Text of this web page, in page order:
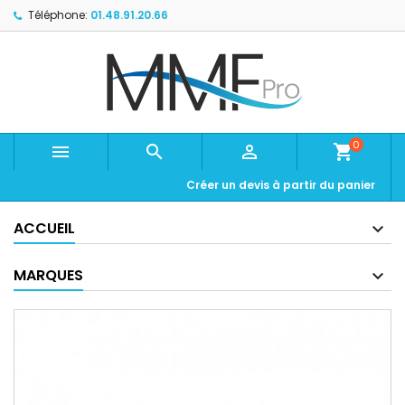
Téléphone: 01.48.91.20.66
   shopping_cart0
Créer un devis à partir du panier
ACCUEIL
MARQUES